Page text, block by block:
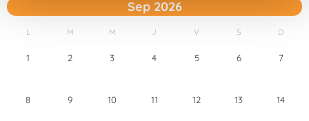
t
Sep 2026
L M M J V S D
1 2 3 4 5 6 7
8 9 10 11 12 13 14